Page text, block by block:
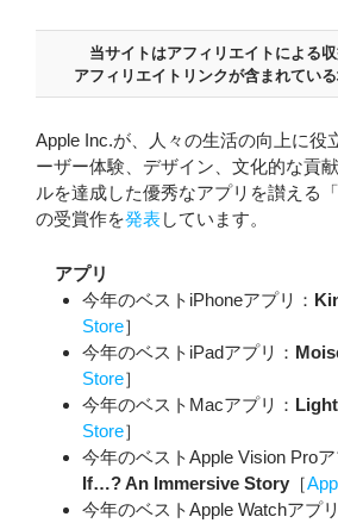
当サイトはアフィリエイトによる収
アフィリエイトリンクが含まれている
Apple Inc.が、人々の生活の向上に役
ーザー体験、デザイン、文化的な貢
ルを達成した優秀なアプリを讃える「
の受賞作を発表しています。
アプリ
今年のベストiPhoneアプリ：
Store］
今年のベストiPadアプリ：
Store］
今年のベストMacアプリ：
Store］
今年のベストApple Vision Proア
If…? An Immersive Story ［
今年のベストApple Watchアプリ